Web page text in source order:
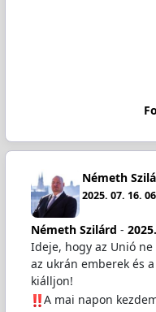
Németh
2025. 07. 16.
Németh Szilárd -
Ideje, hogy az Unió
az ukrán emberek és
kiálljon!
️A mai napon